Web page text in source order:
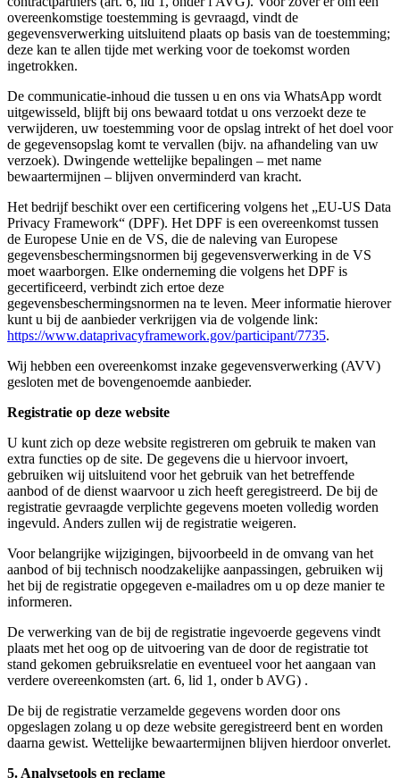
overeenkomstige toestemming is gevraagd, vindt de
gegevensverwerking uitsluitend plaats op basis van de toestemming;
deze kan te allen tijde met werking voor de toekomst worden
ingetrokken.
De communicatie-inhoud die tussen u en ons via WhatsApp wordt
uitgewisseld, blijft bij ons bewaard totdat u ons verzoekt deze te
verwijderen, uw toestemming voor de opslag intrekt of het doel voor
de gegevensopslag komt te vervallen (bijv. na afhandeling van uw
verzoek). Dwingende wettelijke bepalingen – met name
bewaartermijnen – blijven onverminderd van kracht.
Het bedrijf beschikt over een certificering volgens het „EU-US Data
Privacy Framework“ (DPF). Het DPF is een overeenkomst tussen
de Europese Unie en de VS, die de naleving van Europese
gegevensbeschermingsnormen bij gegevensverwerking in de VS
moet waarborgen. Elke onderneming die volgens het DPF is
gecertificeerd, verbindt zich ertoe deze
gegevensbeschermingsnormen na te leven. Meer informatie hierover
kunt u bij de aanbieder verkrijgen via de volgende link:
https://www.dataprivacyframework.gov/participant/7735.
Wij hebben een overeenkomst inzake gegevensverwerking (AVV)
gesloten met de bovengenoemde aanbieder.
Registratie op deze website
U kunt zich op deze website registreren om gebruik te maken van
extra functies op de site. De gegevens die u hiervoor invoert,
gebruiken wij uitsluitend voor het gebruik van het betreffende
aanbod of de dienst waarvoor u zich heeft geregistreerd. De bij de
registratie gevraagde verplichte gegevens moeten volledig worden
ingevuld. Anders zullen wij de registratie weigeren.
Voor belangrijke wijzigingen, bijvoorbeeld in de omvang van het
aanbod of bij technisch noodzakelijke aanpassingen, gebruiken wij
het bij de registratie opgegeven e-mailadres om u op deze manier te
informeren.
De verwerking van de bij de registratie ingevoerde gegevens vindt
plaats met het oog op de uitvoering van de door de registratie tot
stand gekomen gebruiksrelatie en eventueel voor het aangaan van
verdere overeenkomsten (art. 6, lid 1, onder b AVG) .
De bij de registratie verzamelde gegevens worden door ons
opgeslagen zolang u op deze website geregistreerd bent en worden
daarna gewist. Wettelijke bewaartermijnen blijven hierdoor onverlet.
5. Analysetools en reclame